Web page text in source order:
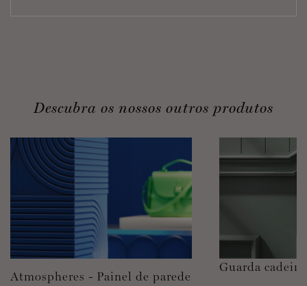
Descubra os nossos outros produtos
Atmospheres - Painel de parede
Guarda